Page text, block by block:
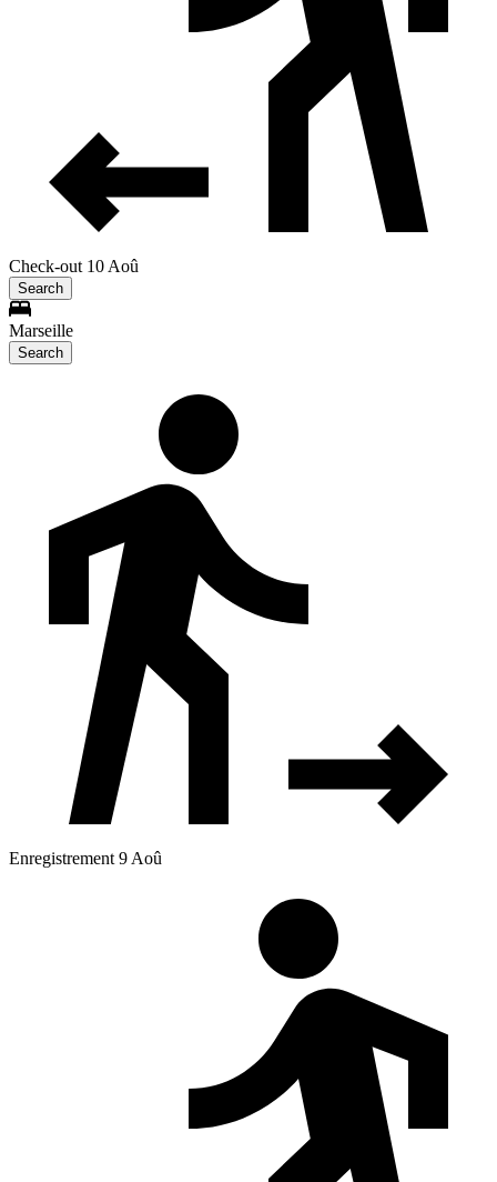
Check-out 10 Aoû
Search
Marseille
Search
Enregistrement 9 Aoû